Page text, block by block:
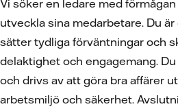
Vi söker en ledare med
utveckla sina medarbetare. Du
sätter tydliga förväntningar och
delaktighet och engagemang.
och drivs av att göra bra affärer
arbetsmiljö och säkerhet.